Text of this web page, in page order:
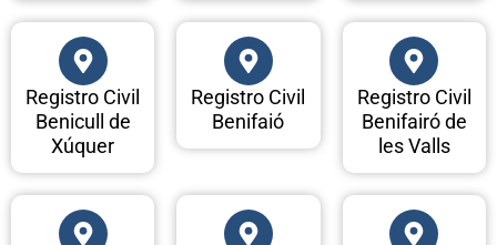
Registro Civil
Benicull de
Xúquer
Registro Civil
Benifaió
Registro Civil
Benifairó de
les Valls